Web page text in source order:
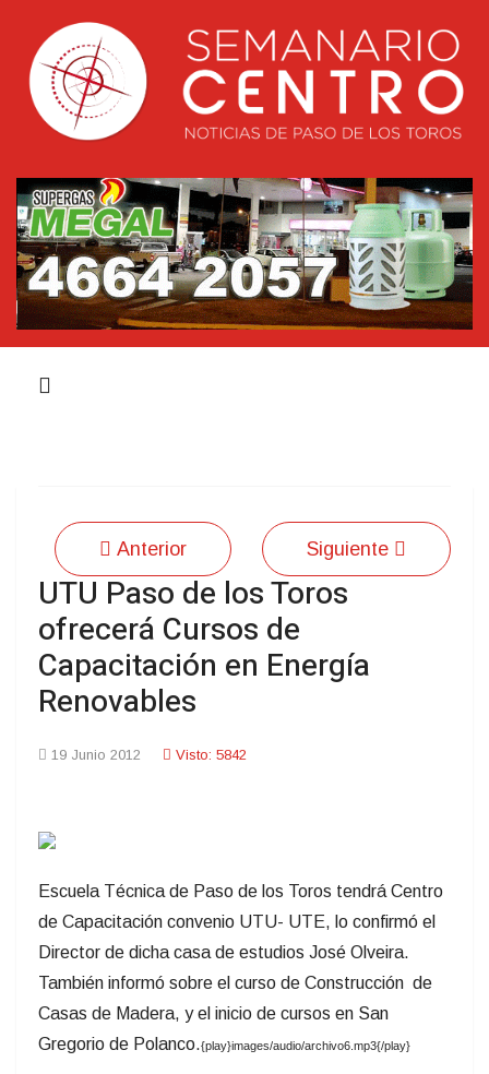
Anterior Siguiente
UTU Paso de los Toros
ofrecerá Cursos de
Capacitación en Energía
Renovables
19 Junio 2012 Visto: 5842
Escuela Técnica de Paso de los Toros tendrá Centro
de Capacitación convenio UTU- UTE, lo confirmó el
Director de dicha casa de estudios José Olveira.
También informó sobre el curso de Construcción de
Casas de Madera, y el inicio de cursos en San
Gregorio de Polanco.{play}images/audio/archivo6.mp3{/play}